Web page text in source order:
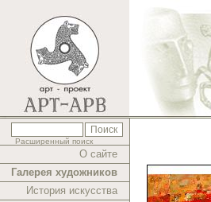
Расширенный поиск
О сайте
Галерея художников
История искусства